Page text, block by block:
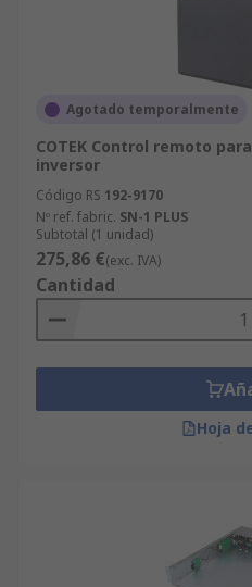
Agotado temporalmente
COTEK Control remoto
inversor
Código RS 192-9170
Nº ref. fabric. SN-1 PLUS
Subtotal (1 unidad)
275,86 €(exc. IVA)
Cantidad
Hoja